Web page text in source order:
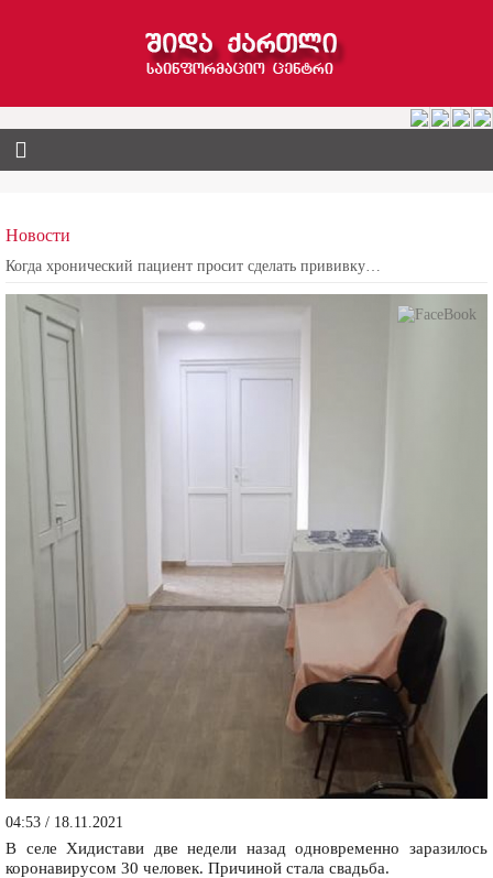
Новости
Когда хронический пациент просит сделать прививку…
04:53 / 18.11.2021
В селе Хидистави две недели назад одновременно заразилось
коронавирусом 30 человек. Причиной стала свадьба.